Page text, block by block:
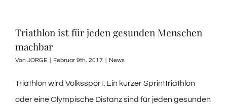
Triathlon ist für jeden gesunden Menschen
machbar
Von JORGE Februar 9th, 2017 News
Triathlon wird Volkssport: Ein kurzer Sprinttriathlon
oder eine Olympische Distanz sind für jeden gesunden